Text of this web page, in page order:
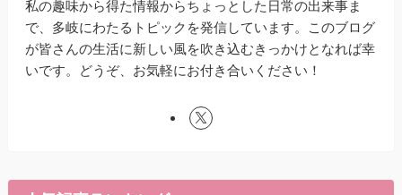
私の趣味から得た情報からちょっとした日常の出来事ま
で、多岐にわたるトピックを発信しています。このブログ
が皆さんの生活に新しい風を吹き込むきっかけとなれば幸
いです。どうぞ、お気軽にお付き合いください！